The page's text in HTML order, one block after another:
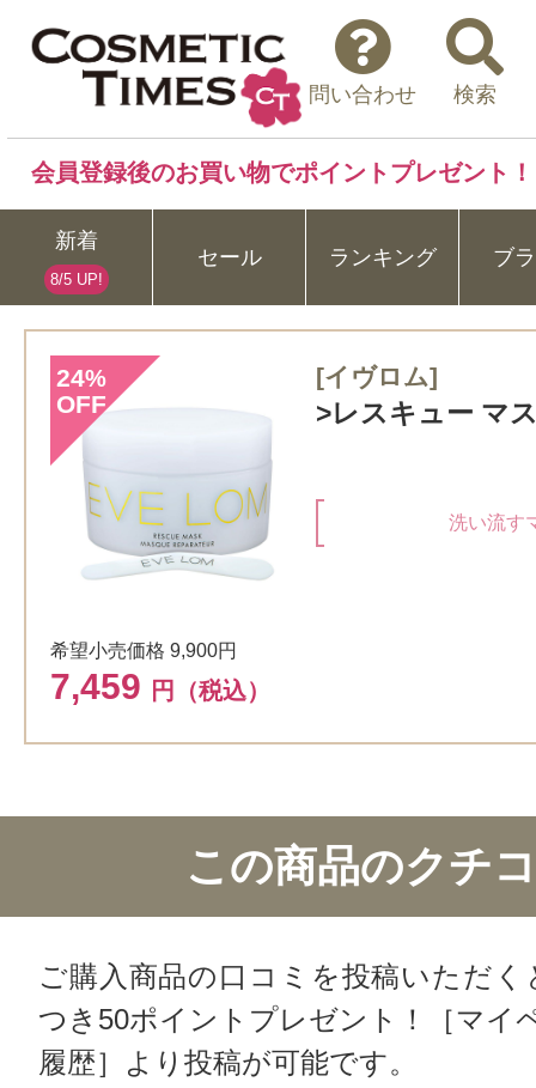
問い合わせ 検索
会員登録後のお買い物でポイントプレゼント！
新着
8/5 UP!
セール ランキング ブ
24%
OFF
希望小売価格 9,900円
7,459 円（税込）
[イヴロム]
>レスキュー マ
洗い流す
この商品のクチ
ご購入商品の口コミを投稿いただく
つき50ポイントプレゼント！［マイ
履歴］より投稿が可能です。